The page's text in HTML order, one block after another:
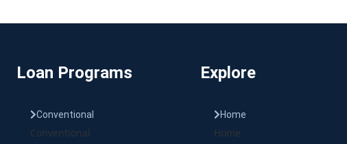
Loan Programs
Conventional
Conventional
Explore
Home
Home